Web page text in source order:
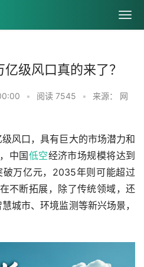
级风口真的来了？
• 阅读 7545 •
来源： 网
风口，具有巨大的市场潜力和
中国低空经济市场规模将达到
万亿元，2035年则可能超过
不断拓展，除了传统领域，还
城市、环境监测等新兴场景，